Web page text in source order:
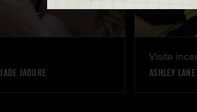
JADE JADORE
Visite
ASHLEY LANE